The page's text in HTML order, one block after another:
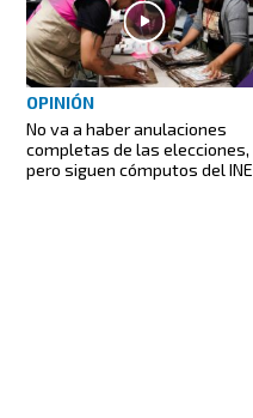
OPINIÓN
No va a haber anulaciones
completas de las elecciones,
pero siguen cómputos del INE